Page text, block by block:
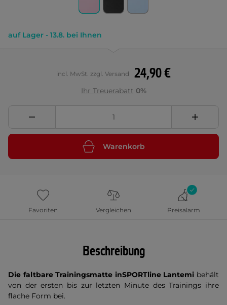
auf Lager - 13.8. bei Ihnen
24,90 €
incl. MwSt. zzgl. Versand
Ihr Treuerabatt 0%
Warenkorb
Favoriten Vergleichen Preisalarm
Beschreibung
Die faltbare Trainingsmatte inSPORTline Lantemi behält
von der ersten bis zur letzten Minute des Trainings ihre
flache Form bei.